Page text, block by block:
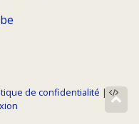
de confidentialité |